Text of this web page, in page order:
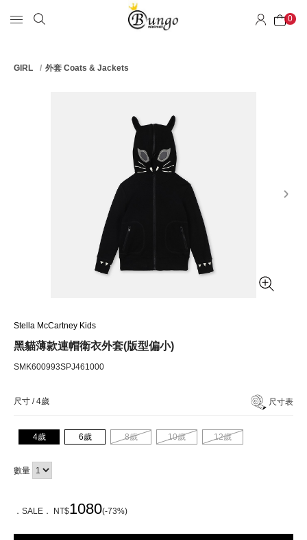
0
GIRL 外套 Coats & Jackets
next
Stella McCartney Kids
黑貓薄款連帽衛衣外套(版型偏小)
SMK600993SPJ461000
尺寸 /4歲 尺寸表
4歲 6歲 8歲 10歲 12歲
數量
．SALE． NT$1080(-73%)